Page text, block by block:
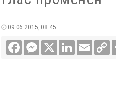
09.06.2015, 08:45
FacebookMessenger LinkedInEmail